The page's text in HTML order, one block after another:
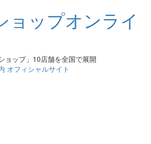
ョップ」10店舗を全国で展開
オフィシャルサイト